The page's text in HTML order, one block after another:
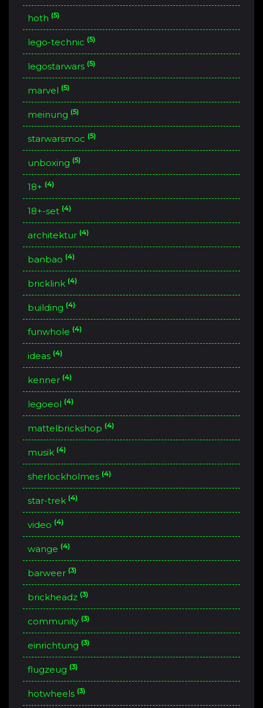
hoth (5)
lego-technic (5)
legostarwars (5)
marvel (5)
meinung (5)
starwarsmoc (5)
unboxing (5)
18+ (4)
18+-set (4)
architektur (4)
banbao (4)
bricklink (4)
building (4)
funwhole (4)
ideas (4)
kenner (4)
legoeol (4)
mattelbrickshop (4)
musik (4)
sherlockholmes (4)
star-trek (4)
video (4)
wange (4)
barweer (3)
brickheadz (3)
community (3)
einrichtung (3)
flugzeug (3)
hotwheels (3)